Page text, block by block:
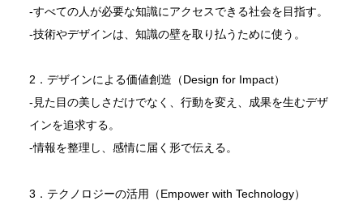
‐すべての人が必要な知識にアクセスできる社会を目指す。
‐技術やデザインは、知識の壁を取り払うために使う。
2．デザインによる価値創造（Design for Impact）
‐見た目の美しさだけでなく、行動を変え、成果を生むデザ
インを追求する。
‐情報を整理し、感情に届く形で伝える。
3．テクノロジーの活用（Empower with Technology）